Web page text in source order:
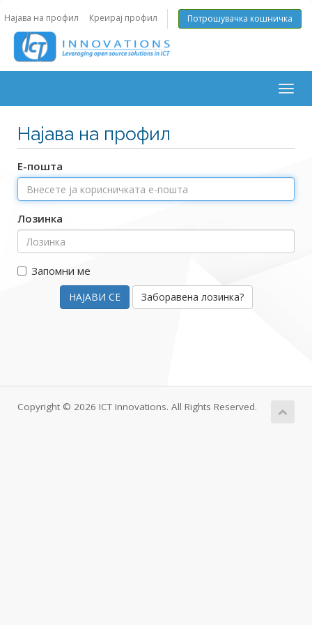
Најава на профил Креирај профил Потрошувачка кошничка
Најава на профил
Е-пошта
Лозинка
Запомни ме
Заборавена лозинка?
Copyright © 2026 ICT Innovations. All Rights Reserved.